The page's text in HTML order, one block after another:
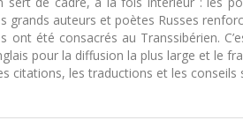
auteurs et poètes Russes
ont été consacrés au Transsibérien.
pour la diffusion la plus large et le
citations, les traductions et les conseils